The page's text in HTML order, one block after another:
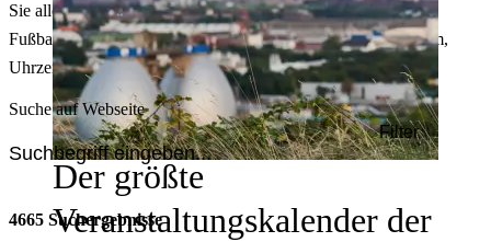
Der größte
Veranstaltungskalender der
Sie alle Events – von der Stadt- oder Museumsführung übers
Fußballspiel bis zum Flohmarkt. Sie können dabei nach Datum,
Uhrzeit, Ort oder Art der Veranstaltung auswählen. Viel Spaß!
Suche auf Webseite
Filter
4665 Suchergebnisse